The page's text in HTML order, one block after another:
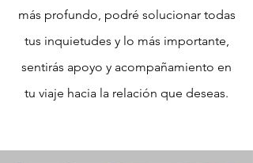
más profundo, podré solucionar todas
tus inquietudes y lo más importante,
sentirás apoyo y acompañamiento en
tu viaje hacia la relación que deseas.